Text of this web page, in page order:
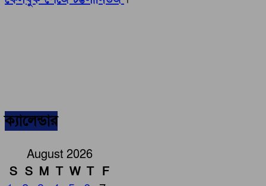
ক্যালেন্ডার
August 2026
S S M T W T F